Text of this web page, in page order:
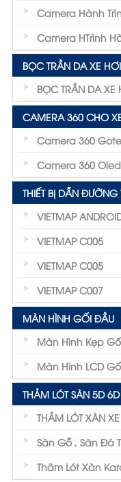
Camera Hành
Camera HTrình
BỌC TRẦN DA XE HƠI
BỌC TRẦN DA XE
CAMERA 360 CHO
Camera 360
Camera 360
THIẾT BỊ DẪN ĐƯỜNG
VIETMAP
VIETMAP C005
VIETMAP C005
VIETMAP C007
MÀN HÌNH GỐI ĐẦU
Màn Hình Kẹp
Màn Hình LCD
THẢM LÓT SÀN 5D
THẢM LÓT XÀN
Sàn Gỗ , Sàn Đá
Thãm Lót Xàn